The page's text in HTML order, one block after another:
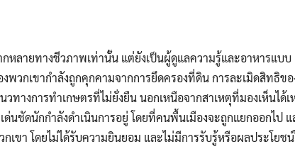
หลายทางชีวภาพเท่านั้น แต่ยังเป็นผู้ดูแลความรู้และอาหารแบบ
วกเขากำลังถูกคุกคามจากการยึดครองที่ดิน การละเมิดสิทธิขอ
ทางการทำเกษตรที่ไม่ยั่งยืน นอกเหนือจากสาเหตุที่มองเห็นได้เ
นชัดนักกำลังดำเนินการอยู่ โดยที่คนพื้นเมืองจะถูกแยกออกไป แ
เขา โดยไม่ได้รับความยินยอม และไม่มีการรับรู้หรือผลประโยช